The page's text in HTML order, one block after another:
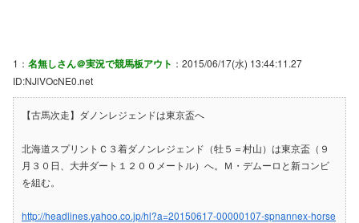
1： 名無しさん＠実況で競馬板アウト ：2015/06/17(水) 13:44:11.27
ID:NJlVOcNE0.net
【古馬次走】ダノンレジェンドは東京盃へ
北海道スプリントＣ３着ダノンレジェンド（牡５＝村山）は東京盃（９
月３０日、大井ダート１２００メートル）へ。Ｍ・デムーロと新コンビ
を組む。
http://headlines.yahoo.co.jp/hl?a=20150617-00000107-spnannex-horse